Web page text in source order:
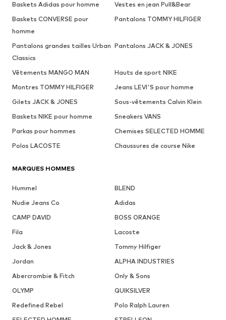
Baskets Adidas pour homme
Vestes en jean Pull&Bear
Baskets CONVERSE pour
homme
Pantalons TOMMY HILFIGER
Pantalons grandes tailles Urban
Classics
Pantalons JACK & JONES
Vêtements MANGO MAN
Hauts de sport NIKE
Montres TOMMY HILFIGER
Jeans LEVI'S pour homme
Gilets JACK & JONES
Sous-vêtements Calvin Klein
Baskets NIKE pour homme
Sneakers VANS
Parkas pour hommes
Chemises SELECTED HOMME
Polos LACOSTE
Chaussures de course Nike
MARQUES HOMMES
Hummel
BLEND
Nudie Jeans Co
Adidas
CAMP DAVID
BOSS ORANGE
Fila
Lacoste
Jack & Jones
Tommy Hilfiger
Jordan
ALPHA INDUSTRIES
Abercrombie & Fitch
Only & Sons
OLYMP
QUIKSILVER
Redefined Rebel
Polo Ralph Lauren